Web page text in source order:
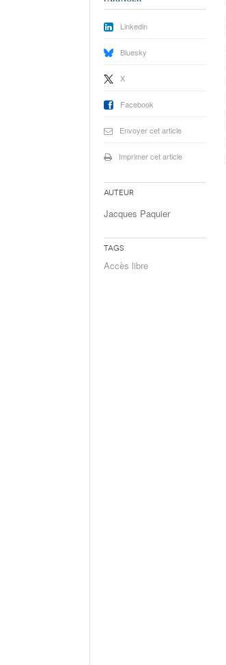
Linkedin
Bluesky
X
Facebook
Envoyer cet article
Imprimer cet article
Auteur
Jacques Paquier
Tags
Accès libre